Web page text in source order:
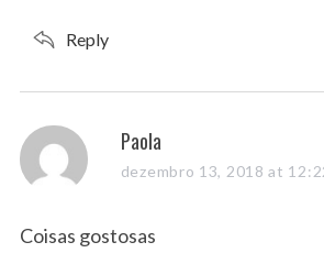
Reply
s
a
s
Paola
dezembro 13, 2018 at
Coisas gostosas